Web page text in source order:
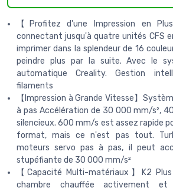
【Profitez d'une Impression en
connectant jusqu'à quatre unités CFS
imprimer dans la splendeur de 16
peindre plus par la suite. Avec le
automatique Creality. Gestion
filaments
【Impression à Grande Vitesse】
à pas Accélération de 30 000 mm/s²,
silencieux. 600 mm/s est assez rapide
format, mais ce n'est pas tout.
moteurs servo pas à pas, il peut
stupéfiante de 30 000 mm/s²
【Capacité Multi-matériaux】K2
chambre chauffée activement